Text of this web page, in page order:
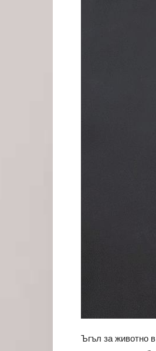
Ъгъл за животно в